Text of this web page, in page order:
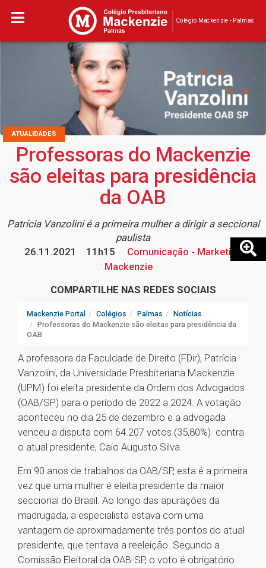
Colégio Mackenzie - Palmas
ATUALIDADES
Professoras do Mackenzie
são eleitas para presidência
da OAB
Patrícia Vanzolini é a primeira mulher a dirigir a seccional
paulista
26.11.2021
11h15
Comunicação - Marketing
Mackenzie
COMPARTILHE NAS REDES SOCIAIS
Mackenzie Portal Colégios Palmas
Notícias
Professoras do Mackenzie são eleitas para presidência da
OAB
A professora da Faculdade de Direito (FDir), Patrícia
Vanzolini, da Universidade Presbiteriana Mackenzie
(UPM) foi eleita presidente da Ordem dos Advogados
(OAB/SP) para o período de 2022 a 2024. A votação
aconteceu no dia 25 de dezembro e a advogada
venceu a disputa com 64.207 votos (35,80%) contra
o atual presidente, Caio Augusto Silva.
Em 90 anos de trabalhos da OAB/SP, esta é a primeira
vez que uma mulher é eleita presidente da maior
seccional do Brasil. Ao longo das apurações da
madrugada, a especialista estava com uma
vantagem de aproximadamente três pontos do atual
presidente, que tentava a reeleição. Segundo a
Comissão Eleitoral da OAB-SP, o voto é obrigatório